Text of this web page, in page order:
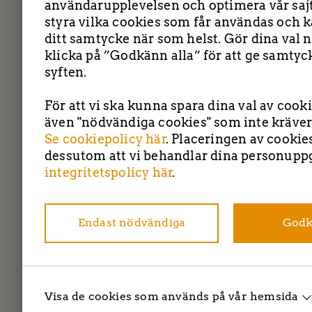
TBC entreprenad
användarupplevelsen och optimera vår
styra vilka cookies som får användas och
ditt samtycke när som helst. Gör dina val
klicka på ”Godkänn alla” för att ge
syften.
För att vi ska kunna spara dina val av
även "nödvändiga cookies" som inte
Se cookiepolicy här. Placeringen av
dessutom att vi behandlar dina
integritetspolicy här.
Endast nödvändiga
Visa de cookies som används på vår hemsida